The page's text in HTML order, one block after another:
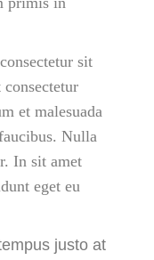
sit
et malesuada
Nulla
In sit amet
eget eu
justo at